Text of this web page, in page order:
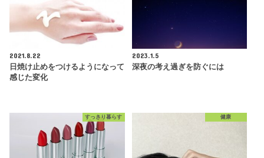
2021.8.22
日焼け止めをつけるようになって
感じた変化
2023.1.5
深夜の考え過ぎを防ぐには
すっきり暮らす 健康